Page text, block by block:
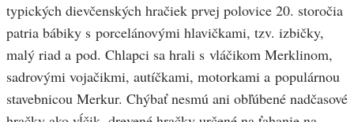
typických dievčenských hračiek prvej polovice 20. storočia
patria bábiky s porcelánovými hlavičkami, tzv. izbičky,
malý riad a pod. Chlapci sa hrali s vláčikom Merklinom,
sadrovými vojačikmi, autíčkami, motorkami a populárnou
stavebnicou Merkur. Chýbať nesmú ani obľúbené nadčasové